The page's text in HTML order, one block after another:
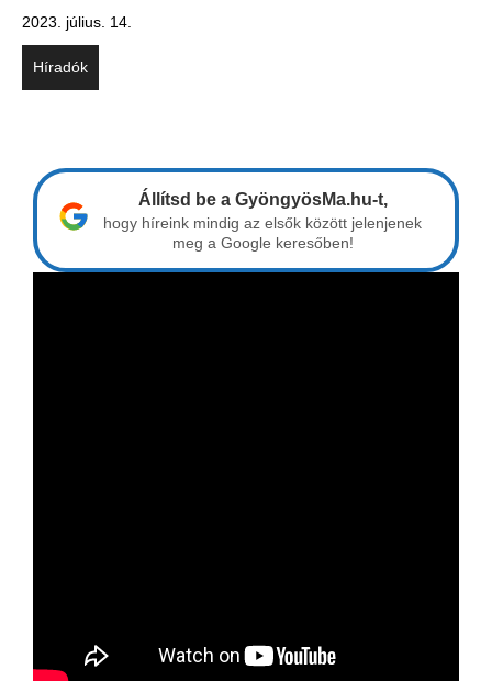
2023. július. 14.
Híradók
Állítsd be a GyöngyösMa.hu-t,
hogy híreink mindig az elsők között jelenjenek
meg a Google keresőben!